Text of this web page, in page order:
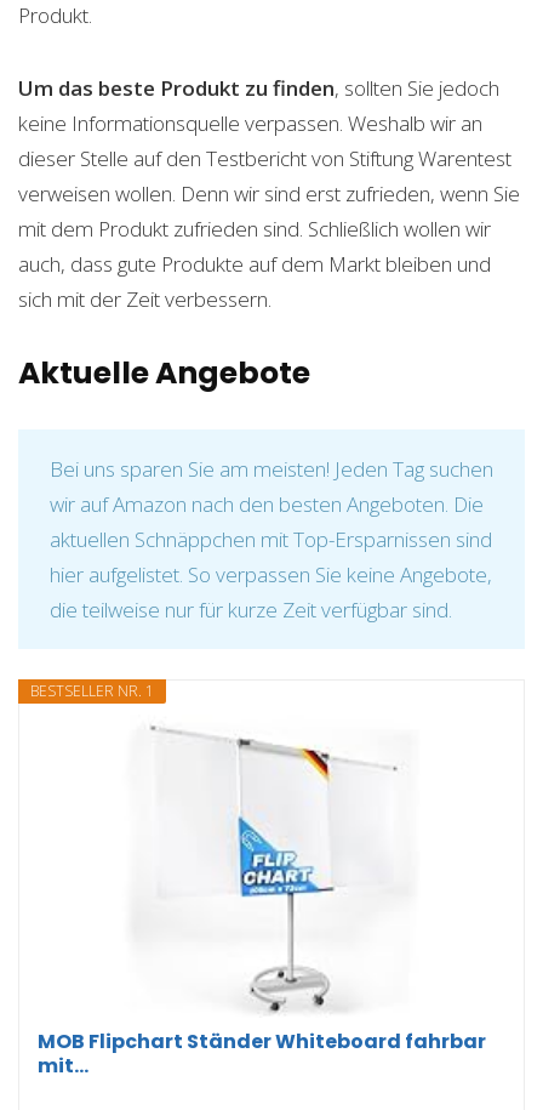
Produkt.
Um das beste Produkt zu finden, sollten Sie jedoch
keine Informationsquelle verpassen. Weshalb wir an
dieser Stelle auf den Testbericht von Stiftung Warentest
verweisen wollen. Denn wir sind erst zufrieden, wenn Sie
mit dem Produkt zufrieden sind. Schließlich wollen wir
auch, dass gute Produkte auf dem Markt bleiben und
sich mit der Zeit verbessern.
Aktuelle Angebote
Bei uns sparen Sie am meisten! Jeden Tag suchen
wir auf Amazon nach den besten Angeboten. Die
aktuellen Schnäppchen mit Top-Ersparnissen sind
hier aufgelistet. So verpassen Sie keine Angebote,
die teilweise nur für kurze Zeit verfügbar sind.
BESTSELLER NR. 1
MOB Flipchart Ständer Whiteboard fahrbar
mit...